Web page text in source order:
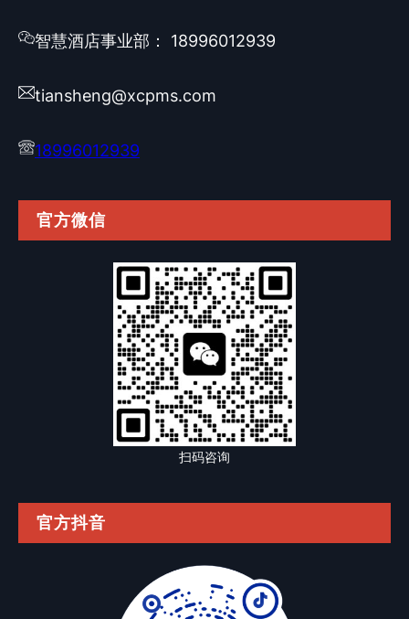
智慧酒店事业部： 18996012939
tiansheng@xcpms.com
18996012939
官方微信
扫码咨询
官方抖音